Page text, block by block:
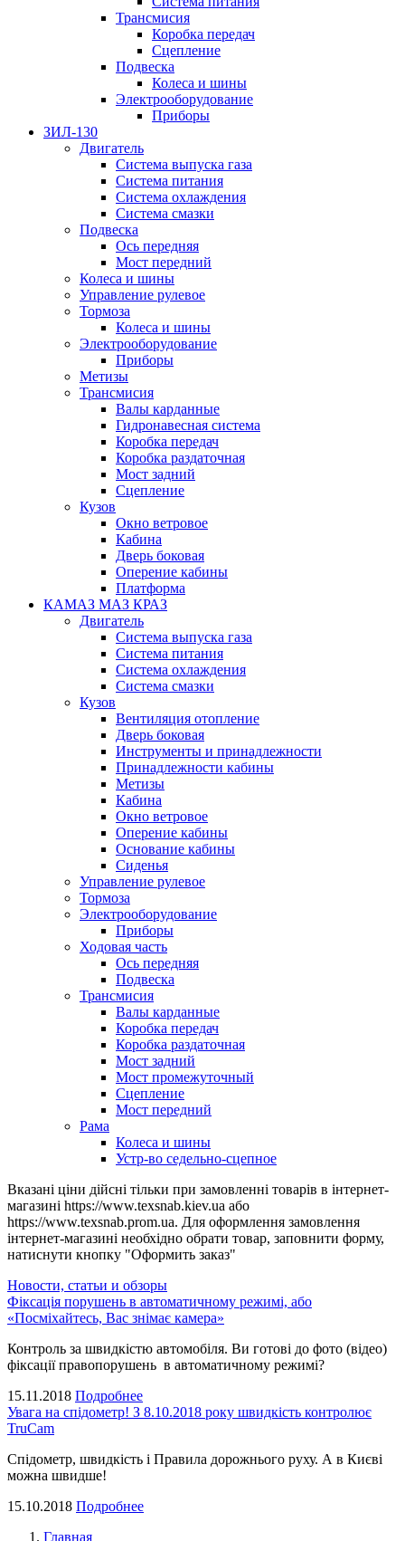
Трансмисия
Коробка передач
Сцепление
Подвеска
Колеса и шины
Электрооборудование
Приборы
ЗИЛ-130
Двигатель
Система выпуска газа
Система питания
Система охлаждения
Система смазки
Подвеска
Ось передняя
Мост передний
Колеса и шины
Управление рулевое
Тормоза
Колеса и шины
Электрооборудование
Приборы
Метизы
Трансмисия
Валы карданные
Гидронавесная система
Коробка передач
Коробка раздаточная
Мост задний
Сцепление
Кузов
Окно ветровое
Кабина
Дверь боковая
Оперение кабины
Платформа
КАМАЗ МАЗ КРАЗ
Двигатель
Система выпуска газа
Система питания
Система охлаждения
Система смазки
Кузов
Вентиляция отопление
Дверь боковая
Инструменты и принадлежности
Принадлежности кабины
Метизы
Кабина
Окно ветровое
Оперение кабины
Основание кабины
Сиденья
Управление рулевое
Тормоза
Электрооборудование
Приборы
Ходовая часть
Ось передняя
Подвеска
Трансмисия
Валы карданные
Коробка передач
Коробка раздаточная
Мост задний
Мост промежуточный
Сцепление
Мост передний
Рама
Колеса и шины
Устр-во седельно-сцепное
Вказані ціни дійсні тільки при замовленні товарів в інтернет-
магазині https://www.texsnab.kiev.ua або
https://www.texsnab.prom.ua. Для оформлення замовлення
інтернет-магазині необхідно обрати товар, заповнити форму,
натиснути кнопку "Оформить заказ"
Новости, статьи и обзоры
Фіксація порушень в автоматичному режимі, або
«Посміхайтесь, Вас знімає камера»
Контроль за швидкістю автомобіля. Ви готові до фото (відео)
фіксації правопорушень в автоматичному режимі?
15.11.2018 Подробнее
Увага на спідометр! З 8.10.2018 року швидкість контролює
TruCam
Спідометр, швидкість і Правила дорожнього руху. А в Києві
можна швидше!
15.10.2018 Подробнее
Главная